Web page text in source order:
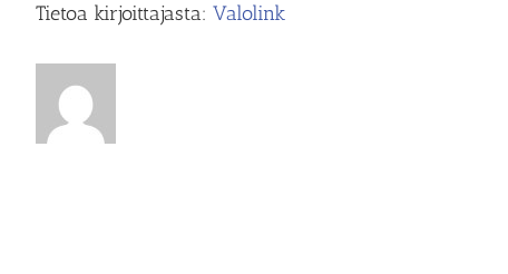
Tietoa kirjoittajasta: Valolink